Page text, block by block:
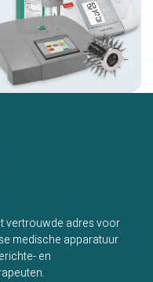
vertrouwde adres voor
medische apparatuur
en